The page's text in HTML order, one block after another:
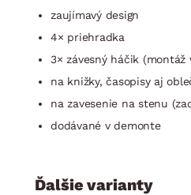
zaujímavý design
4× priehradka
3× závesný háčik
na knižky, časopisy aj
na zavesenie na stenu
dodávané v demonte
Ďalšie varianty